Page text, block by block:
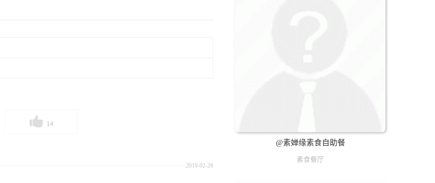
14
2019-02-28
@素婵缘素食自助餐
素食餐厅